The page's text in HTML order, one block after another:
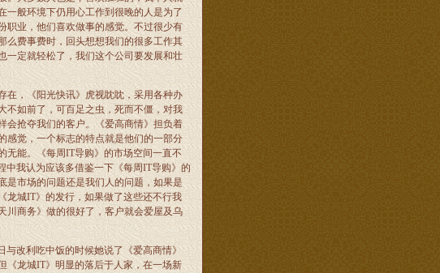
一般环境下仍用心工作到很晚的人是为了
职业，他们喜欢做事的感觉。不过很少有
么费事费时，回头想想我们的很多工作其
一定就轻松了，我们这个公司要发展和壮
在，《阳光快讯》虎视眈眈，采用各种办
不如前了，可百足之虫，死而不僵，对我
会抢夺我们的客户。《爱高商情》担负着
感觉，一个标志的特点就是他们的一部分
无能。《每周IT导购》的市场空间一直不
中我认为应该多借鉴一下《每周IT导购》的
是市场的问题还是我们人的问题，如果是
龙城IT》的发行，如果做了这些还不行我
川商务》做的很好了，客户就会爱屋及乌
改利吃中饭的时候她说了《爱高商情》
《龙城IT》明显的落后于人家，在一场新